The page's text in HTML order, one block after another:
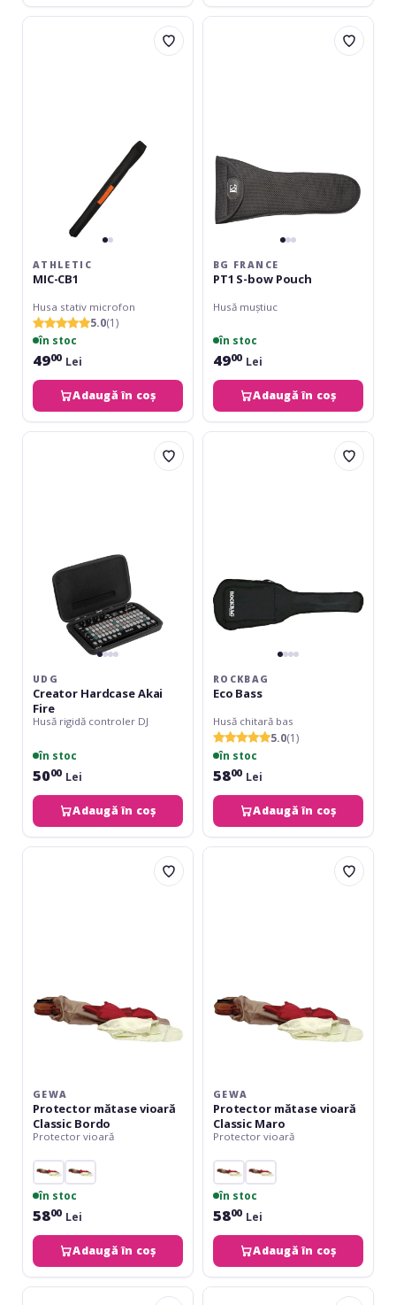
Athletic
ATHLETIC
MIC-CB1
Husa stativ microfon
5.0(1)
în stoc
4900 Lei
Adaugă în coș
BG
BG FRANCE
PT1 S-bow Pouch
Husă muștiuc
în stoc
4900 Lei
Adaugă în coș
UDG
UDG
Creator Hardcase Akai
Fire
Husă rigidă controler DJ
în stoc
5000 Lei
Adaugă în coș
RockBag
ROCKBAG
Eco Bass
Husă chitară bas
5.0(1)
în stoc
5800 Lei
Adaugă în coș
Gewa
GEWA
Protector mătase vioară
Classic Bordo
Protector vioară
în stoc
5800 Lei
Adaugă în coș
Gewa
GEWA
Protector mătase vioară
Classic Maro
Protector vioară
în stoc
5800 Lei
Adaugă în coș
Gewa
RockBag